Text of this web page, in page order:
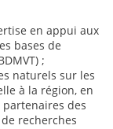
en appui aux
bases de
;
naturels sur les
à la région, en
partenaires des
recherches